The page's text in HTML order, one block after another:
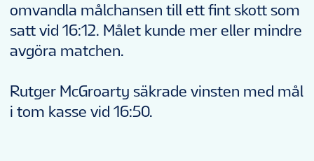
omvandla målchansen till ett fint skott som
satt vid 16:12. Målet kunde mer eller mindre
avgöra matchen.
Rutger McGroarty säkrade vinsten med mål
i tom kasse vid 16:50.